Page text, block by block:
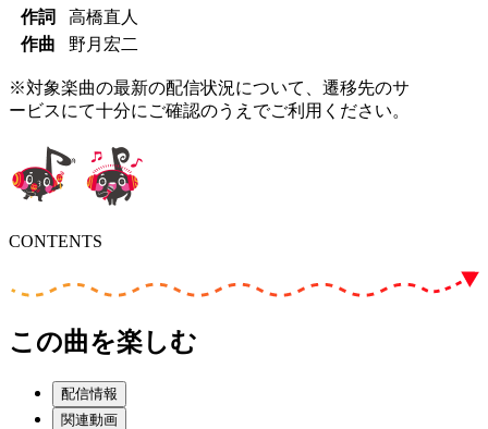
作詞
高橋直人
作曲
野月宏二
※対象楽曲の最新の配信状況について、遷移先のサ
ービスにて十分にご確認のうえでご利用ください。
CONTENTS
この曲を楽しむ
配信情報
関連動画